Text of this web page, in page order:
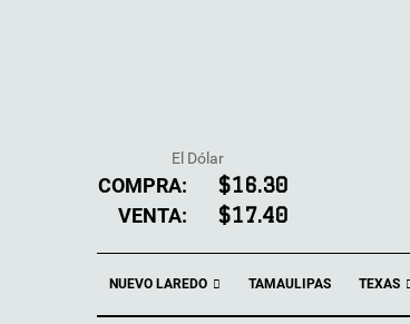
El Dólar
COMPRA: $16.30
VENTA: $17.40
NUEVO LAREDO TAMAULIPAS TEXAS